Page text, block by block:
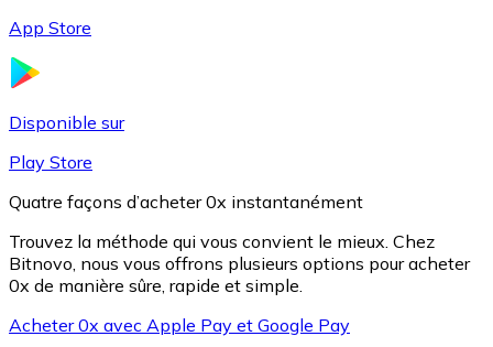
App Store
Disponible sur
Play Store
Quatre façons d’acheter 0x instantanément
Trouvez la méthode qui vous convient le mieux. Chez
Bitnovo, nous vous offrons plusieurs options pour acheter
0x de manière sûre, rapide et simple.
Acheter 0x avec Apple Pay et Google Pay